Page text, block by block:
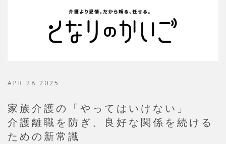
APR 28 2025
家族介護の「やってはいけない」
介護離職を防ぎ、良好な関係を続ける
ための新常識